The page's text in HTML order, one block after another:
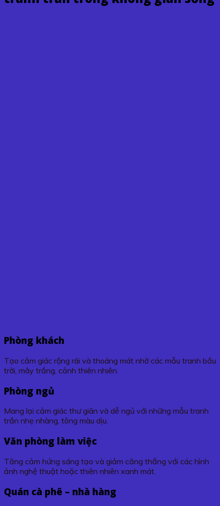
Phòng khách
Tạo cảm giác rộng rãi và thoáng mát nhờ các mẫu tranh bầu
trời, mây trắng, cảnh thiên nhiên.
Phòng ngủ
Mang lại cảm giác thư giãn và dễ ngủ với những mẫu tranh
trần nhẹ nhàng, tông màu dịu.
Văn phòng làm việc
Tăng cảm hứng sáng tạo và giảm căng thẳng với các hình
ảnh nghệ thuật hoặc thiên nhiên xanh mát.
Quán cà phê – nhà hàng